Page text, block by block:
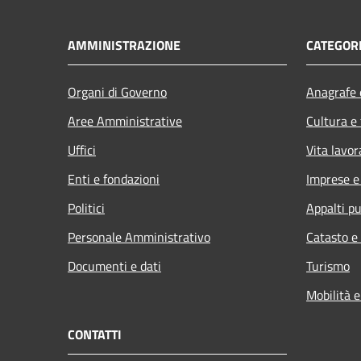
AMMINISTRAZIONE
Organi di Governo
Aree Amministrative
Uffici
Enti e fondazioni
Politici
Personale Amministrativo
Documenti e dati
Cultura
Vita
Imprese
Appalti
Catasto
Turismo
Mobilità
CONTATTI